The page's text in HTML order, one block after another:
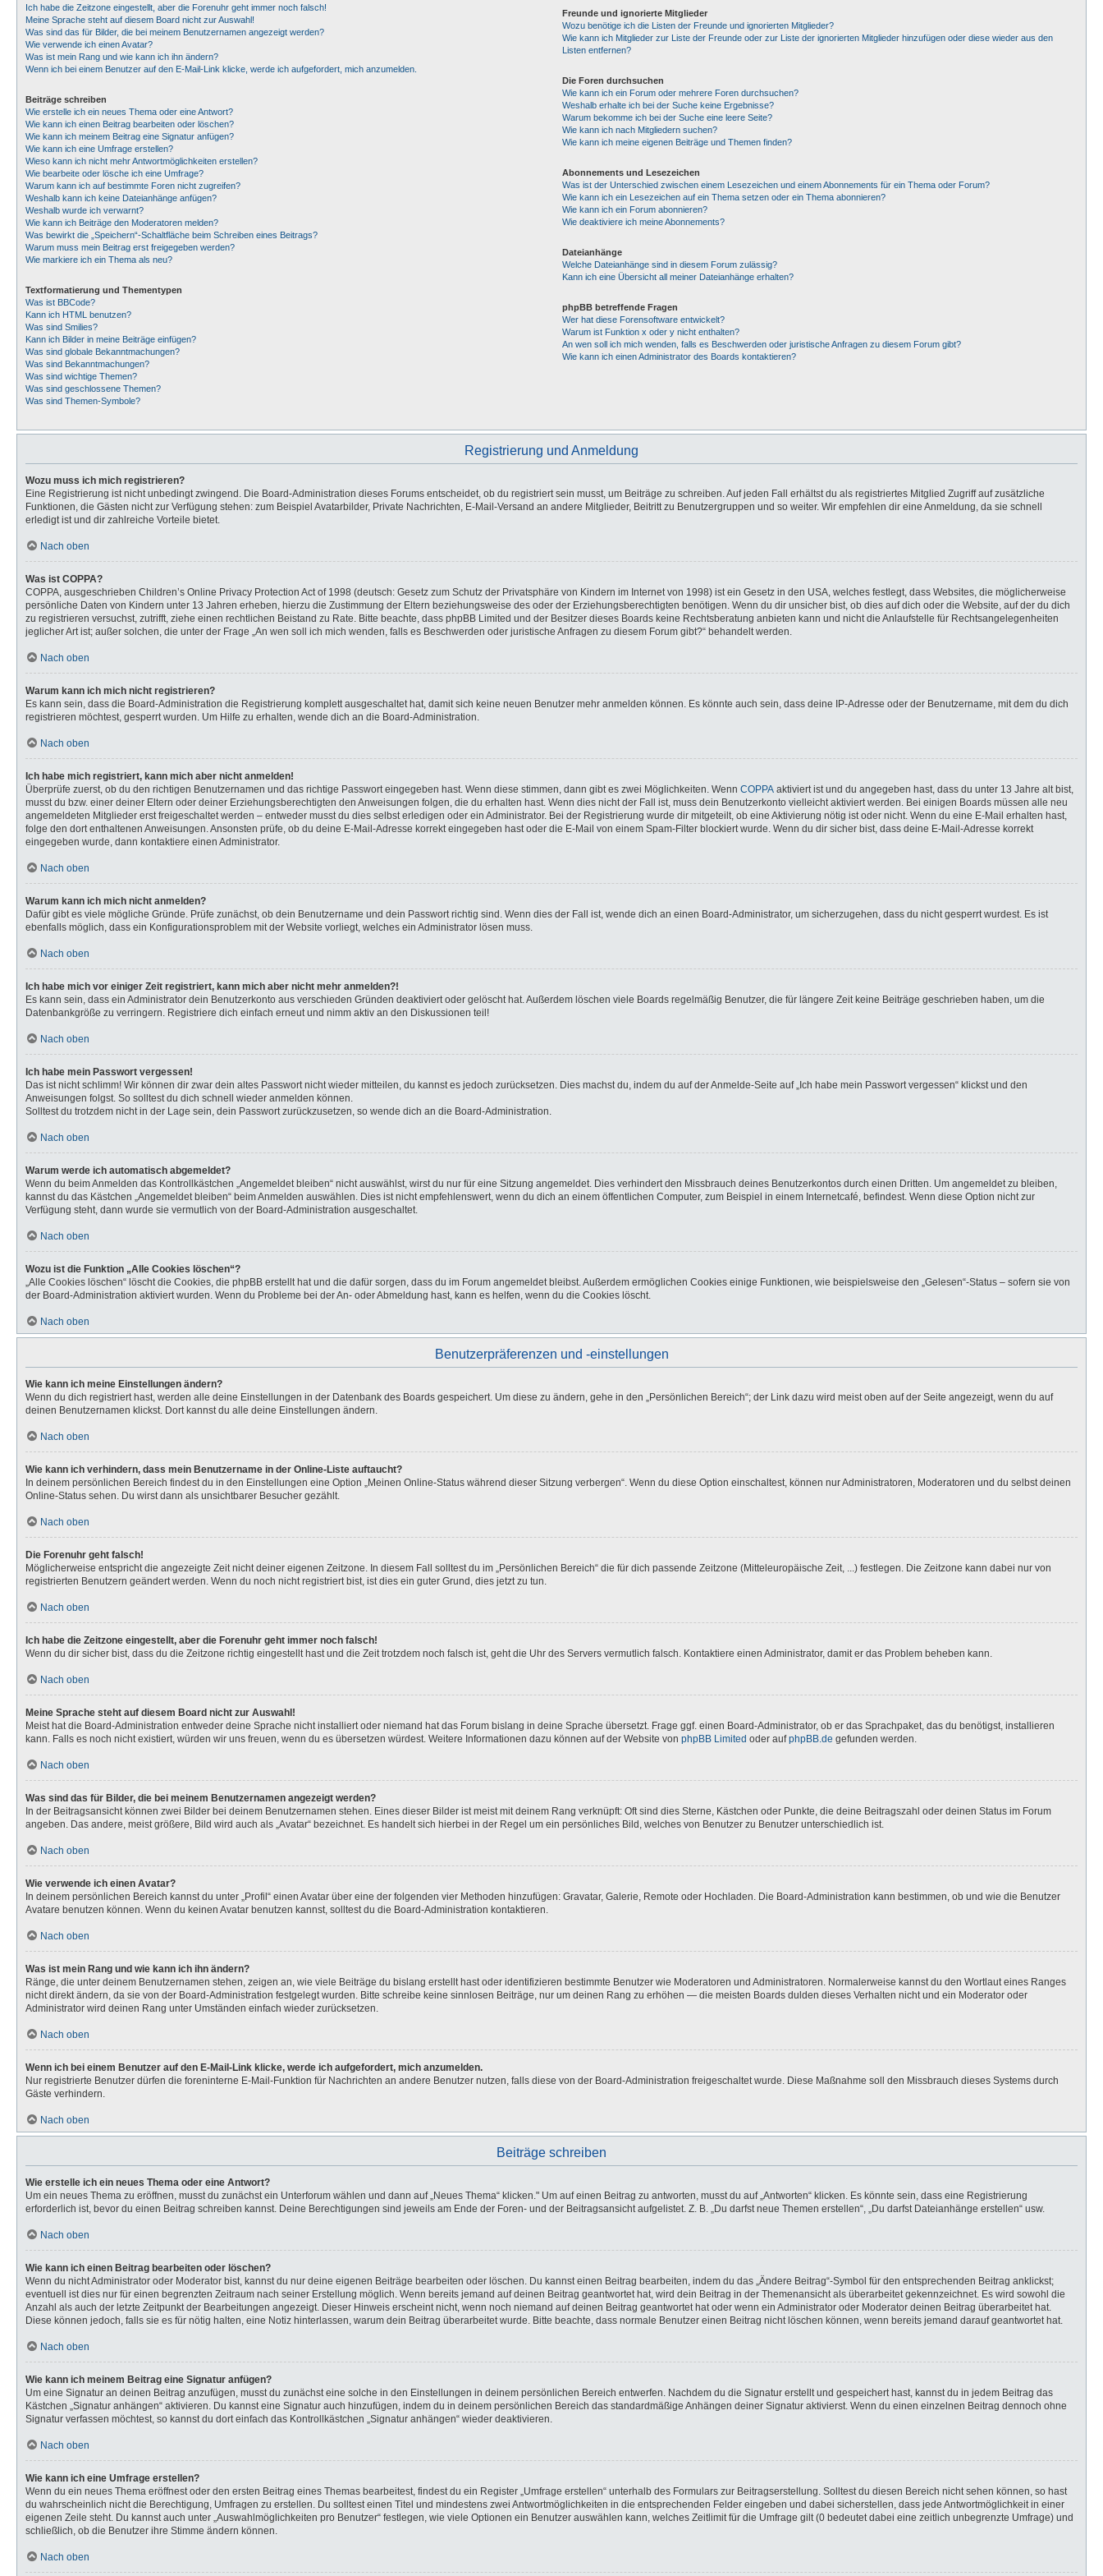
Ich habe die Zeitzone eingestellt, aber die Forenuhr geht immer noch falsch!
Meine Sprache steht auf diesem Board nicht zur Auswahl!
Was sind das für Bilder, die bei meinem Benutzernamen angezeigt werden?
Wie verwende ich einen Avatar?
Was ist mein Rang und wie kann ich ihn ändern?
Wenn ich bei einem Benutzer auf den E-Mail-Link klicke, werde ich aufgefordert, mich anzumelden.
Beiträge schreiben
Wie erstelle ich ein neues Thema oder eine Antwort?
Wie kann ich einen Beitrag bearbeiten oder löschen?
Wie kann ich meinem Beitrag eine Signatur anfügen?
Wie kann ich eine Umfrage erstellen?
Wieso kann ich nicht mehr Antwortmöglichkeiten erstellen?
Wie bearbeite oder lösche ich eine Umfrage?
Warum kann ich auf bestimmte Foren nicht zugreifen?
Weshalb kann ich keine Dateianhänge anfügen?
Weshalb wurde ich verwarnt?
Wie kann ich Beiträge den Moderatoren melden?
Was bewirkt die „Speichern“-Schaltfläche beim Schreiben eines Beitrags?
Warum muss mein Beitrag erst freigegeben werden?
Wie markiere ich ein Thema als neu?
Textformatierung und Thementypen
Was ist BBCode?
Kann ich HTML benutzen?
Was sind Smilies?
Kann ich Bilder in meine Beiträge einfügen?
Was sind globale Bekanntmachungen?
Was sind Bekanntmachungen?
Was sind wichtige Themen?
Was sind geschlossene Themen?
Was sind Themen-Symbole?
Freunde und ignorierte Mitglieder
Wozu benötige ich die Listen der Freunde und ignorierten Mitglieder?
Wie kann ich Mitglieder zur Liste der Freunde oder zur Liste der ignorierten Mitglieder hinzufügen oder diese wieder aus den
Listen entfernen?
Die Foren durchsuchen
Wie kann ich ein Forum oder mehrere Foren durchsuchen?
Weshalb erhalte ich bei der Suche keine Ergebnisse?
Warum bekomme ich bei der Suche eine leere Seite?
Wie kann ich nach Mitgliedern suchen?
Wie kann ich meine eigenen Beiträge und Themen finden?
Abonnements und Lesezeichen
Was ist der Unterschied zwischen einem Lesezeichen und einem Abonnements für ein Thema oder Forum?
Wie kann ich ein Lesezeichen auf ein Thema setzen oder ein Thema abonnieren?
Wie kann ich ein Forum abonnieren?
Wie deaktiviere ich meine Abonnements?
Dateianhänge
Welche Dateianhänge sind in diesem Forum zulässig?
Kann ich eine Übersicht all meiner Dateianhänge erhalten?
phpBB betreffende Fragen
Wer hat diese Forensoftware entwickelt?
Warum ist Funktion x oder y nicht enthalten?
An wen soll ich mich wenden, falls es Beschwerden oder juristische Anfragen zu diesem Forum gibt?
Wie kann ich einen Administrator des Boards kontaktieren?
Registrierung und Anmeldung
Wozu muss ich mich registrieren?
Eine Registrierung ist nicht unbedingt zwingend. Die Board-Administration dieses Forums entscheidet, ob du registriert sein musst, um Beiträge zu schreiben. Auf jeden Fall erhältst du als registriertes Mitglied Zugriff auf zusätzliche
Funktionen, die Gästen nicht zur Verfügung stehen: zum Beispiel Avatarbilder, Private Nachrichten, E-Mail-Versand an andere Mitglieder, Beitritt zu Benutzergruppen und so weiter. Wir empfehlen dir eine Anmeldung, da sie schnell
erledigt ist und dir zahlreiche Vorteile bietet.
Nach oben
Was ist COPPA?
COPPA, ausgeschrieben Children’s Online Privacy Protection Act of 1998 (deutsch: Gesetz zum Schutz der Privatsphäre von Kindern im Internet von 1998) ist ein Gesetz in den USA, welches festlegt, dass Websites, die möglicherweise
persönliche Daten von Kindern unter 13 Jahren erheben, hierzu die Zustimmung der Eltern beziehungsweise des oder der Erziehungsberechtigten benötigen. Wenn du dir unsicher bist, ob dies auf dich oder die Website, auf der du dich
zu registrieren versuchst, zutrifft, ziehe einen rechtlichen Beistand zu Rate. Bitte beachte, dass phpBB Limited und der Besitzer dieses Boards keine Rechtsberatung anbieten kann und nicht die Anlaufstelle für Rechtsangelegenheiten
jeglicher Art ist; außer solchen, die unter der Frage „An wen soll ich mich wenden, falls es Beschwerden oder juristische Anfragen zu diesem Forum gibt?“ behandelt werden.
Nach oben
Warum kann ich mich nicht registrieren?
Es kann sein, dass die Board-Administration die Registrierung komplett ausgeschaltet hat, damit sich keine neuen Benutzer mehr anmelden können. Es könnte auch sein, dass deine IP-Adresse oder der Benutzername, mit dem du dich
registrieren möchtest, gesperrt wurden. Um Hilfe zu erhalten, wende dich an die Board-Administration.
Nach oben
Ich habe mich registriert, kann mich aber nicht anmelden!
Überprüfe zuerst, ob du den richtigen Benutzernamen und das richtige Passwort eingegeben hast. Wenn diese stimmen, dann gibt es zwei Möglichkeiten. Wenn COPPA aktiviert ist und du angegeben hast, dass du unter 13 Jahre alt bist,
musst du bzw. einer deiner Eltern oder deiner Erziehungsberechtigten den Anweisungen folgen, die du erhalten hast. Wenn dies nicht der Fall ist, muss dein Benutzerkonto vielleicht aktiviert werden. Bei einigen Boards müssen alle neu
angemeldeten Mitglieder erst freigeschaltet werden – entweder musst du dies selbst erledigen oder ein Administrator. Bei der Registrierung wurde dir mitgeteilt, ob eine Aktivierung nötig ist oder nicht. Wenn du eine E-Mail erhalten hast,
folge den dort enthaltenen Anweisungen. Ansonsten prüfe, ob du deine E-Mail-Adresse korrekt eingegeben hast oder die E-Mail von einem Spam-Filter blockiert wurde. Wenn du dir sicher bist, dass deine E-Mail-Adresse korrekt
eingegeben wurde, dann kontaktiere einen Administrator.
Nach oben
Warum kann ich mich nicht anmelden?
Dafür gibt es viele mögliche Gründe. Prüfe zunächst, ob dein Benutzername und dein Passwort richtig sind. Wenn dies der Fall ist, wende dich an einen Board-Administrator, um sicherzugehen, dass du nicht gesperrt wurdest. Es ist
ebenfalls möglich, dass ein Konfigurationsproblem mit der Website vorliegt, welches ein Administrator lösen muss.
Nach oben
Ich habe mich vor einiger Zeit registriert, kann mich aber nicht mehr anmelden?!
Es kann sein, dass ein Administrator dein Benutzerkonto aus verschieden Gründen deaktiviert oder gelöscht hat. Außerdem löschen viele Boards regelmäßig Benutzer, die für längere Zeit keine Beiträge geschrieben haben, um die
Datenbankgröße zu verringern. Registriere dich einfach erneut und nimm aktiv an den Diskussionen teil!
Nach oben
Ich habe mein Passwort vergessen!
Das ist nicht schlimm! Wir können dir zwar dein altes Passwort nicht wieder mitteilen, du kannst es jedoch zurücksetzen. Dies machst du, indem du auf der Anmelde-Seite auf „Ich habe mein Passwort vergessen“ klickst und den
Anweisungen folgst. So solltest du dich schnell wieder anmelden können.
Solltest du trotzdem nicht in der Lage sein, dein Passwort zurückzusetzen, so wende dich an die Board-Administration.
Nach oben
Warum werde ich automatisch abgemeldet?
Wenn du beim Anmelden das Kontrollkästchen „Angemeldet bleiben“ nicht auswählst, wirst du nur für eine Sitzung angemeldet. Dies verhindert den Missbrauch deines Benutzerkontos durch einen Dritten. Um angemeldet zu bleiben,
kannst du das Kästchen „Angemeldet bleiben“ beim Anmelden auswählen. Dies ist nicht empfehlenswert, wenn du dich an einem öffentlichen Computer, zum Beispiel in einem Internetcafé, befindest. Wenn diese Option nicht zur
Verfügung steht, dann wurde sie vermutlich von der Board-Administration ausgeschaltet.
Nach oben
Wozu ist die Funktion „Alle Cookies löschen“?
„Alle Cookies löschen“ löscht die Cookies, die phpBB erstellt hat und die dafür sorgen, dass du im Forum angemeldet bleibst. Außerdem ermöglichen Cookies einige Funktionen, wie beispielsweise den „Gelesen“-Status – sofern sie von
der Board-Administration aktiviert wurden. Wenn du Probleme bei der An- oder Abmeldung hast, kann es helfen, wenn du die Cookies löscht.
Nach oben
Benutzerpräferenzen und -einstellungen
Wie kann ich meine Einstellungen ändern?
Wenn du dich registriert hast, werden alle deine Einstellungen in der Datenbank des Boards gespeichert. Um diese zu ändern, gehe in den „Persönlichen Bereich“; der Link dazu wird meist oben auf der Seite angezeigt, wenn du auf
deinen Benutzernamen klickst. Dort kannst du alle deine Einstellungen ändern.
Nach oben
Wie kann ich verhindern, dass mein Benutzername in der Online-Liste auftaucht?
In deinem persönlichen Bereich findest du in den Einstellungen eine Option „Meinen Online-Status während dieser Sitzung verbergen“. Wenn du diese Option einschaltest, können nur Administratoren, Moderatoren und du selbst deinen
Online-Status sehen. Du wirst dann als unsichtbarer Besucher gezählt.
Nach oben
Die Forenuhr geht falsch!
Möglicherweise entspricht die angezeigte Zeit nicht deiner eigenen Zeitzone. In diesem Fall solltest du im „Persönlichen Bereich“ die für dich passende Zeitzone (Mitteleuropäische Zeit, ...) festlegen. Die Zeitzone kann dabei nur von
registrierten Benutzern geändert werden. Wenn du noch nicht registriert bist, ist dies ein guter Grund, dies jetzt zu tun.
Nach oben
Ich habe die Zeitzone eingestellt, aber die Forenuhr geht immer noch falsch!
Wenn du dir sicher bist, dass du die Zeitzone richtig eingestellt hast und die Zeit trotzdem noch falsch ist, geht die Uhr des Servers vermutlich falsch. Kontaktiere einen Administrator, damit er das Problem beheben kann.
Nach oben
Meine Sprache steht auf diesem Board nicht zur Auswahl!
Meist hat die Board-Administration entweder deine Sprache nicht installiert oder niemand hat das Forum bislang in deine Sprache übersetzt. Frage ggf. einen Board-Administrator, ob er das Sprachpaket, das du benötigst, installieren
kann. Falls es noch nicht existiert, würden wir uns freuen, wenn du es übersetzen würdest. Weitere Informationen dazu können auf der Website von phpBB Limited oder aufphpBB.de gefunden werden.
Nach oben
Was sind das für Bilder, die bei meinem Benutzernamen angezeigt werden?
In der Beitragsansicht können zwei Bilder bei deinem Benutzernamen stehen. Eines dieser Bilder ist meist mit deinem Rang verknüpft: Oft sind dies Sterne, Kästchen oder Punkte, die deine Beitragszahl oder deinen Status im Forum
angeben. Das andere, meist größere, Bild wird auch als „Avatar“ bezeichnet. Es handelt sich hierbei in der Regel um ein persönliches Bild, welches von Benutzer zu Benutzer unterschiedlich ist.
Nach oben
Wie verwende ich einen Avatar?
In deinem persönlichen Bereich kannst du unter „Profil“ einen Avatar über eine der folgenden vier Methoden hinzufügen: Gravatar, Galerie, Remote oder Hochladen. Die Board-Administration kann bestimmen, ob und wie die Benutzer
Avatare benutzen können. Wenn du keinen Avatar benutzen kannst, solltest du die Board-Administration kontaktieren.
Nach oben
Was ist mein Rang und wie kann ich ihn ändern?
Ränge, die unter deinem Benutzernamen stehen, zeigen an, wie viele Beiträge du bislang erstellt hast oder identifizieren bestimmte Benutzer wie Moderatoren und Administratoren. Normalerweise kannst du den Wortlaut eines Ranges
nicht direkt ändern, da sie von der Board-Administration festgelegt wurden. Bitte schreibe keine sinnlosen Beiträge, nur um deinen Rang zu erhöhen — die meisten Boards dulden dieses Verhalten nicht und ein Moderator oder
Administrator wird deinen Rang unter Umständen einfach wieder zurücksetzen.
Nach oben
Wenn ich bei einem Benutzer auf den E-Mail-Link klicke, werde ich aufgefordert, mich anzumelden.
Nur registrierte Benutzer dürfen die foreninterne E-Mail-Funktion für Nachrichten an andere Benutzer nutzen, falls diese von der Board-Administration freigeschaltet wurde. Diese Maßnahme soll den Missbrauch dieses Systems durch
Gäste verhindern.
Nach oben
Beiträge schreiben
Wie erstelle ich ein neues Thema oder eine Antwort?
Um ein neues Thema zu eröffnen, musst du zunächst ein Unterforum wählen und dann auf „Neues Thema“ klicken." Um auf einen Beitrag zu antworten, musst du auf „Antworten“ klicken. Es könnte sein, dass eine Registrierung
erforderlich ist, bevor du einen Beitrag schreiben kannst. Deine Berechtigungen sind jeweils am Ende der Foren- und der Beitragsansicht aufgelistet. Z. B. „Du darfst neue Themen erstellen“, „Du darfst Dateianhänge erstellen“ usw.
Nach oben
Wie kann ich einen Beitrag bearbeiten oder löschen?
Wenn du nicht Administrator oder Moderator bist, kannst du nur deine eigenen Beiträge bearbeiten oder löschen. Du kannst einen Beitrag bearbeiten, indem du das „Ändere Beitrag“-Symbol für den entsprechenden Beitrag anklickst;
eventuell ist dies nur für einen begrenzten Zeitraum nach seiner Erstellung möglich. Wenn bereits jemand auf deinen Beitrag geantwortet hat, wird dein Beitrag in der Themenansicht als überarbeitet gekennzeichnet. Es wird sowohl die
Anzahl als auch der letzte Zeitpunkt der Bearbeitungen angezeigt. Dieser Hinweis erscheint nicht, wenn noch niemand auf deinen Beitrag geantwortet hat oder wenn ein Administrator oder Moderator deinen Beitrag überarbeitet hat.
Diese können jedoch, falls sie es für nötig halten, eine Notiz hinterlassen, warum dein Beitrag überarbeitet wurde. Bitte beachte, dass normale Benutzer einen Beitrag nicht löschen können, wenn bereits jemand darauf geantwortet hat.
Nach oben
Wie kann ich meinem Beitrag eine Signatur anfügen?
Um eine Signatur an deinen Beitrag anzufügen, musst du zunächst eine solche in den Einstellungen in deinem persönlichen Bereich entwerfen. Nachdem du die Signatur erstellt und gespeichert hast, kannst du in jedem Beitrag das
Kästchen „Signatur anhängen“ aktivieren. Du kannst eine Signatur auch hinzufügen, indem du in deinem persönlichen Bereich das standardmäßige Anhängen deiner Signatur aktivierst. Wenn du einen einzelnen Beitrag dennoch ohne
Signatur verfassen möchtest, so kannst du dort einfach das Kontrollkästchen „Signatur anhängen“ wieder deaktivieren.
Nach oben
Wie kann ich eine Umfrage erstellen?
Wenn du ein neues Thema eröffnest oder den ersten Beitrag eines Themas bearbeitest, findest du ein Register „Umfrage erstellen“ unterhalb des Formulars zur Beitragserstellung. Solltest du diesen Bereich nicht sehen können, so hast
du wahrscheinlich nicht die Berechtigung, Umfragen zu erstellen. Du solltest einen Titel und mindestens zwei Antwortmöglichkeiten in die entsprechenden Felder eingeben und dabei sicherstellen, dass jede Antwortmöglichkeit in einer
eigenen Zeile steht. Du kannst auch unter „Auswahlmöglichkeiten pro Benutzer“ festlegen, wie viele Optionen ein Benutzer auswählen kann, welches Zeitlimit für die Umfrage gilt (0 bedeutet dabei eine zeitlich unbegrenzte Umfrage) und
schließlich, ob die Benutzer ihre Stimme ändern können.
Nach oben